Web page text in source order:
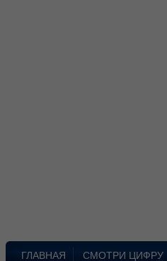
ГЛАВНАЯ СМОТРИ ЦИФРУ